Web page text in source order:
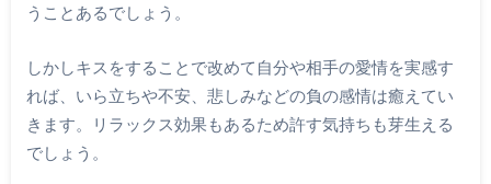
うことあるでしょう。
しかしキスをすることで改めて自分や相手の愛情を実感す
れば、いら立ちや不安、悲しみなどの負の感情は癒えてい
きます。リラックス効果もあるため許す気持ちも芽生える
でしょう。